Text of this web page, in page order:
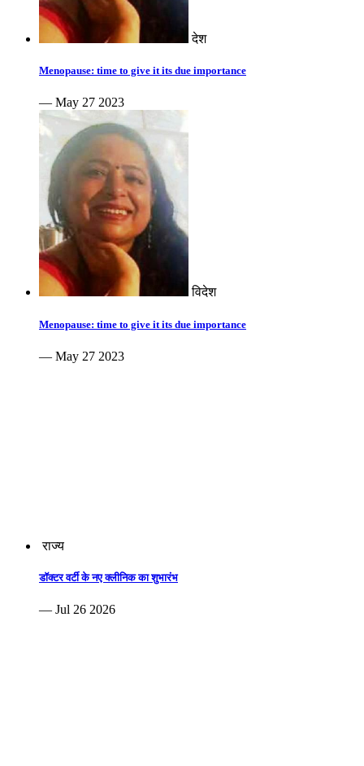
देश
Menopause: time to give it its due importance
— May 27 2023
विदेश
Menopause: time to give it its due importance
— May 27 2023
डॉक्टर वर्टी के नए क्लीनिक का शुभारंभ
— Jul 26 2026